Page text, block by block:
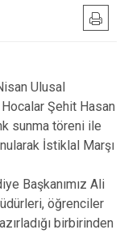
Ulusal
Şehit Hasan
sunma töreni ile
İstiklal Marşı
Başkanımız Ali
öğrenciler
birbirinden